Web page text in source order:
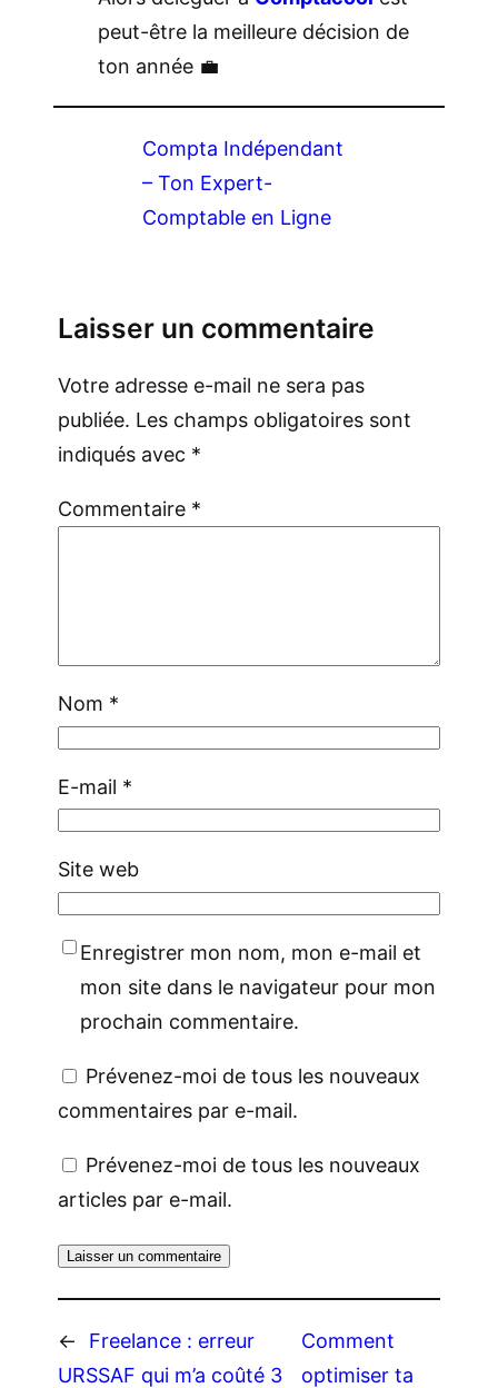
peut-être la meilleure décision de
ton année 💼
Compta Indépendant
– Ton Expert-
Comptable en Ligne
Laisser un commentaire
Votre adresse e-mail ne sera pas
publiée. Les champs obligatoires sont
indiqués avec *
Commentaire *
Nom *
E-mail *
Site web
Enregistrer mon nom, mon e-mail et
mon site dans le navigateur pour mon
prochain commentaire.
Prévenez-moi de tous les nouveaux
commentaires par e-mail.
Prévenez-moi de tous les nouveaux
articles par e-mail.
←
Freelance : erreur
URSSAF qui m’a coûté 3
Comment
optimiser ta